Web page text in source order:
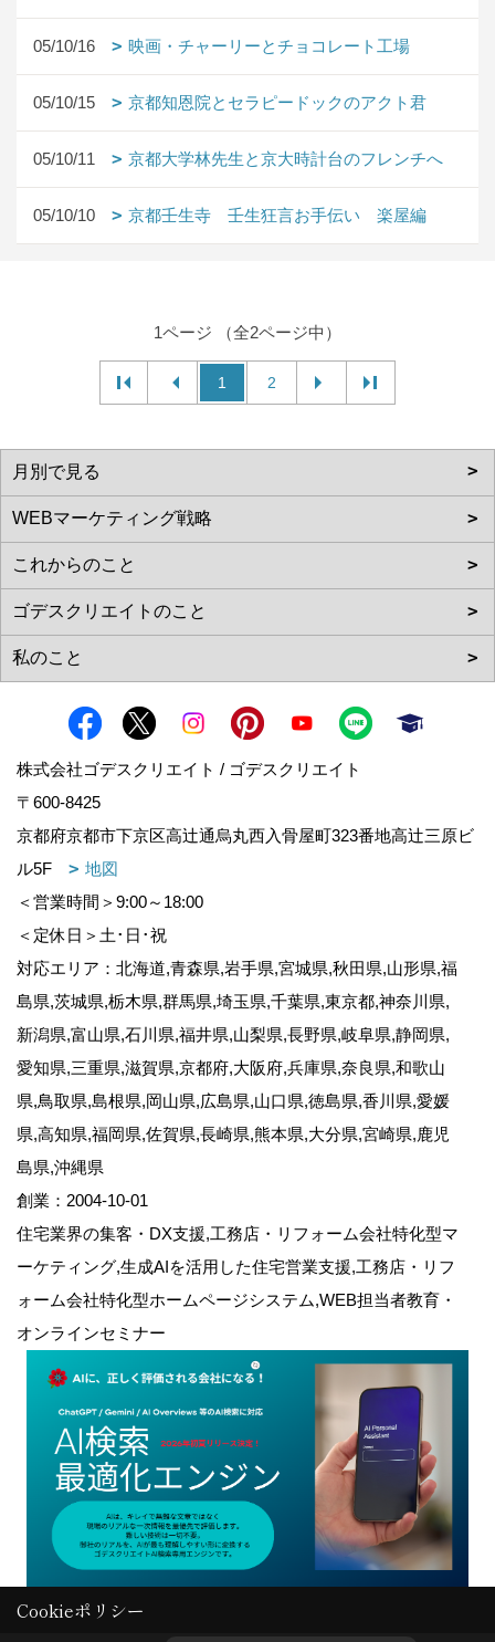
05/10/16 映画・チャーリーとチョコレート工場
05/10/15 京都知恩院とセラピードックのアクト君
05/10/11 京都大学林先生と京大時計台のフレンチへ
05/10/10 京都壬生寺 壬生狂言お手伝い 楽屋編
1ページ （全2ページ中）
1 2
株式会社ゴデスクリエイト / ゴデスクリエイト
〒600-8425
京都府京都市下京区高辻通烏丸西入骨屋町323番地高辻三原ビ
ル5F
地図
＜営業時間＞9:00～18:00
＜定休日＞土･日･祝
対応エリア：北海道,青森県,岩手県,宮城県,秋田県,山形県,福
島県,茨城県,栃木県,群馬県,埼玉県,千葉県,東京都,神奈川県,
新潟県,富山県,石川県,福井県,山梨県,長野県,岐阜県,静岡県,
愛知県,三重県,滋賀県,京都府,大阪府,兵庫県,奈良県,和歌山
県,鳥取県,島根県,岡山県,広島県,山口県,徳島県,香川県,愛媛
県,高知県,福岡県,佐賀県,長崎県,熊本県,大分県,宮崎県,鹿児
島県,沖縄県
創業：2004-10-01
住宅業界の集客・DX支援,工務店・リフォーム会社特化型マ
ーケティング,生成AIを活用した住宅営業支援,工務店・リフ
ォーム会社特化型ホームページシステム,WEB担当者教育・
オンラインセミナー
Cookieポリシー